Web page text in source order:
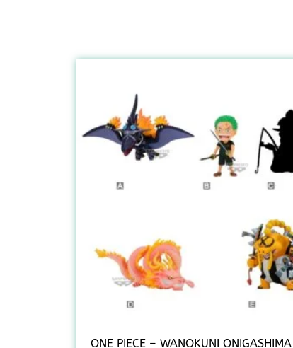
ONE PIECE – WANOKUNI